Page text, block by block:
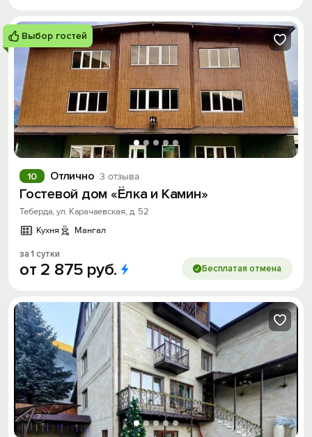
Выбор гостей
Отлично 3 отзыва
10
Гостевой дом «Ёлка и Камин»
Теберда, ул. Карачаевская, д. 52
Кухня
Мангал
за 1 сутки
от 2 875 руб. Бесплатая отмена